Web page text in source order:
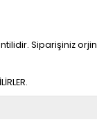
Siparişiniz